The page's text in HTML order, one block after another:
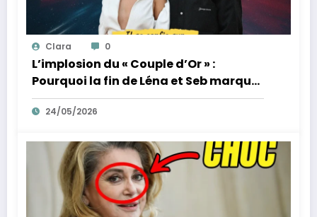
Clara 0
L’implosion du « Couple d’Or » :
Pourquoi la fin de Léna et Seb marque
la fin de l’innocence sur YouTube
24/05/2026